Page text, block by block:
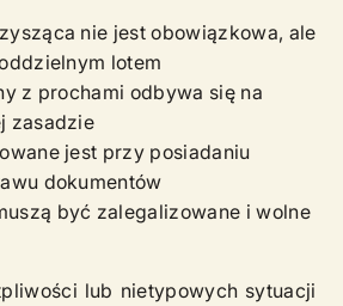
nie jest obowiązkowa, ale
lotem
z prochami odbywa się na
zasadzie
jest przy posiadaniu
dokumentów
być zalegalizowane i wolne
lub nietypowych sytuacji